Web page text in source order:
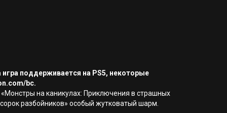
поддерживается на PS5, некоторые
bc.
на каникулах: Приключения в страшных
разбойников» особый жутковатый шарм.